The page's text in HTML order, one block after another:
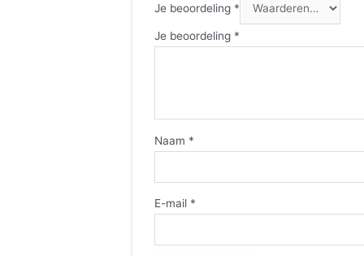
Je beoordeling *
Je beoordeling *
Naam *
E-mail *